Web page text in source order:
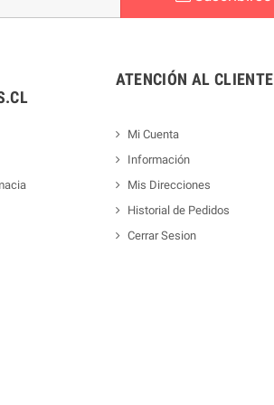
ATENCIÓN AL CLIENTE
Mi Cuenta
Información
Mis Direcciones
Historial de Pedidos
Cerrar Sesion